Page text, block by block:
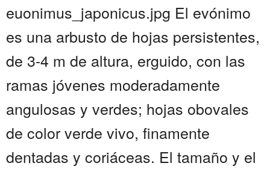
euonimus_japonicus.jpg El evónimo
es una arbusto de hojas persistentes,
de 3-4 m de altura, erguido, con las
ramas jóvenes moderadamente
angulosas y verdes; hojas obovales
de color verde vivo, finamente
dentadas y coriáceas. El tamaño y el